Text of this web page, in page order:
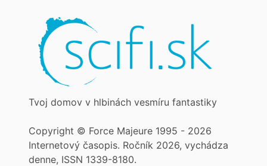
Tvoj domov v hlbinách vesmíru fantastiky
Copyright © Force Majeure 1995 - 2026
Internetový časopis. Ročník 2026, vychádza
denne, ISSN 1339-8180.